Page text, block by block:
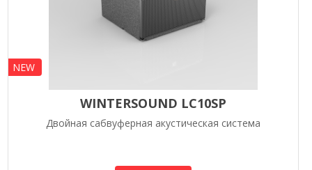
NEW
WINTERSOUND LC10SP
Двойная сабвуферная акустическая система